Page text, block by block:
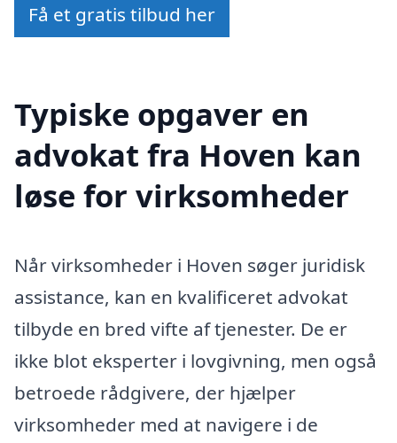
Få et gratis tilbud her
Typiske opgaver en
advokat fra Hoven kan
løse for virksomheder
Når virksomheder i Hoven søger juridisk
assistance, kan en kvalificeret advokat
tilbyde en bred vifte af tjenester. De er
ikke blot eksperter i lovgivning, men også
betroede rådgivere, der hjælper
virksomheder med at navigere i de